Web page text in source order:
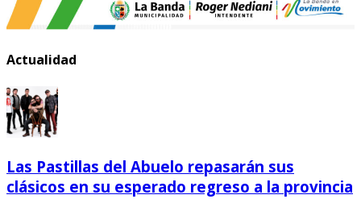
Actualidad
Las Pastillas del Abuelo repasarán sus
clásicos en su esperado regreso a la provincia